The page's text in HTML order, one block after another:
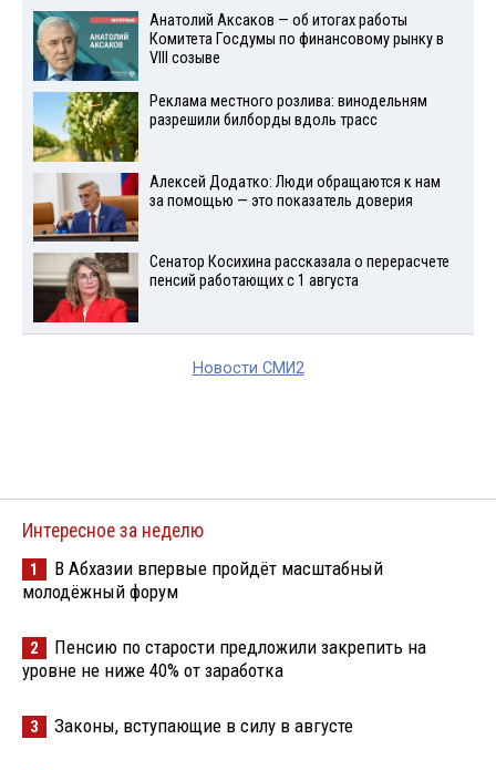
Анатолий Аксаков — об итогах работы
Комитета Госдумы по финансовому рынку в
VIII созыве
Реклама местного розлива: винодельням
разрешили билборды вдоль трасс
Алексей Додатко: Люди обращаются к нам
за помощью — это показатель доверия
Сенатор Косихина рассказала о перерасчете
пенсий работающих с 1 августа
Новости СМИ2
Интересное за неделю
1
В Абхазии впервые пройдёт масштабный
молодёжный форум
2
Пенсию по старости предложили закрепить на
уровне не ниже 40% от заработка
3 Законы, вступающие в силу в августе